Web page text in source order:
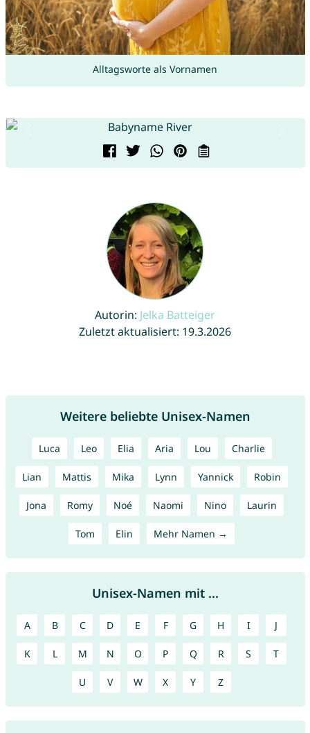
Alltagsworte als Vornamen
Autorin: Jelka Batteiger
Zuletzt aktualisiert: 19.3.2026
Weitere beliebte Unisex-Namen
Luca Leo Elia Aria Lou Charlie
Lian Mattis Mika Lynn Yannick Robin
Jona Romy Noé Naomi Nino Laurin
Tom Elin Mehr Namen →
Unisex-Namen mit ...
A B C D E F G H I J
K L M N O P Q R S T
U V W X Y Z